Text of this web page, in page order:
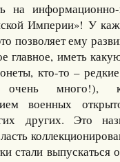
на информационно-
Империи»! У
позволяет ему
главное, иметь
кто-то –
много!),
военных
других. Это
стали